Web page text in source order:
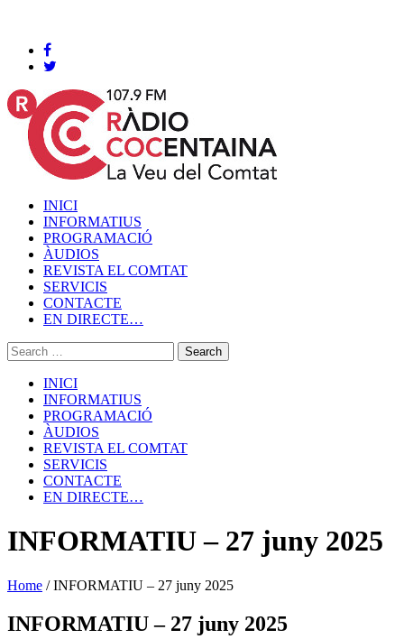
INICI
INFORMATIUS
PROGRAMACIÓ
ÀUDIOS
REVISTA EL COMTAT
SERVICIS
CONTACTE
EN DIRECTE…
INICI
INFORMATIUS
PROGRAMACIÓ
ÀUDIOS
REVISTA EL COMTAT
SERVICIS
CONTACTE
EN DIRECTE…
INFORMATIU – 27 juny 2025
Home /INFORMATIU – 27 juny 2025
INFORMATIU – 27 juny 2025